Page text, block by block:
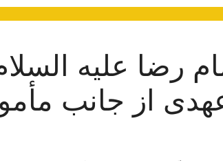
رضا علیه
از جانب